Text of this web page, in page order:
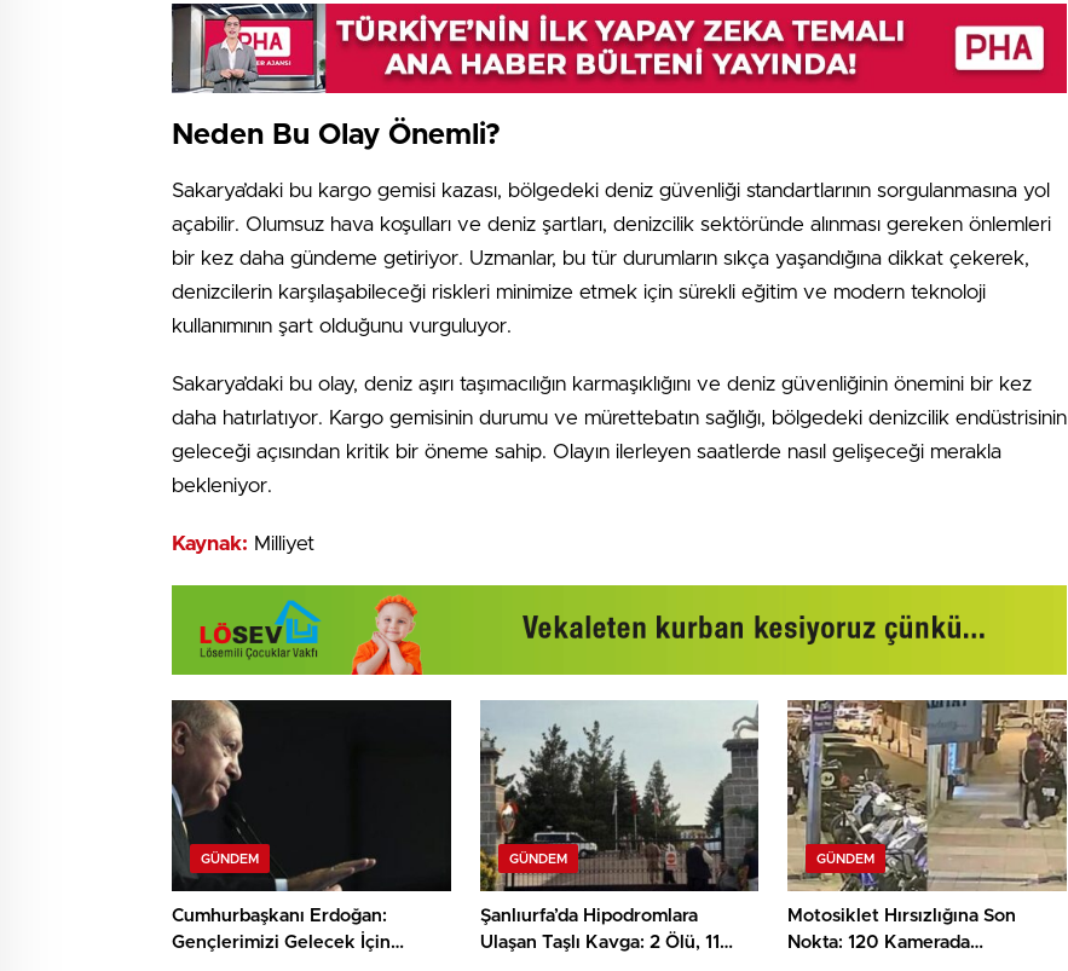
Neden Bu Olay Önemli?
Sakarya’daki bu kargo gemisi kazası, bölgedeki deniz güvenliği standartlarının sorgulanmasına yol
açabilir. Olumsuz hava koşulları ve deniz şartları, denizcilik sektöründe alınması gereken önlemleri
bir kez daha gündeme getiriyor. Uzmanlar, bu tür durumların sıkça yaşandığına dikkat çekerek,
denizcilerin karşılaşabileceği riskleri minimize etmek için sürekli eğitim ve modern teknoloji
kullanımının şart olduğunu vurguluyor.
Sakarya’daki bu olay, deniz aşırı taşımacılığın karmaşıklığını ve deniz güvenliğinin önemini bir kez
daha hatırlatıyor. Kargo gemisinin durumu ve mürettebatın sağlığı, bölgedeki denizcilik endüstrisinin
geleceği açısından kritik bir öneme sahip. Olayın ilerleyen saatlerde nasıl gelişeceği merakla
bekleniyor.
Kaynak: Milliyet
GÜNDEM
Cumhurbaşkanı Erdoğan:
Gençlerimizi Gelecek İçin
GÜNDEM
Şanlıurfa’da Hipodromlara
Ulaşan Taşlı Kavga: 2 Ölü, 11
GÜNDEM
Motosiklet Hırsızlığına Son
Nokta: 120 Kamerada